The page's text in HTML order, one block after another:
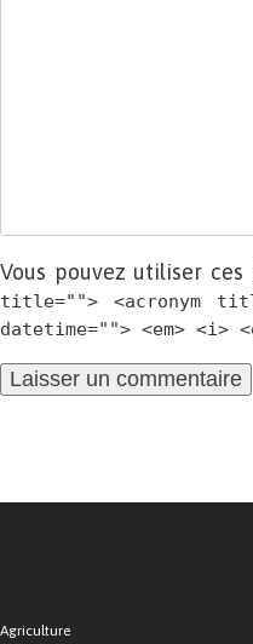
Vous pouvez utiliser
title=""> <acronym
datetime=""> <em> <i>
Agriculture